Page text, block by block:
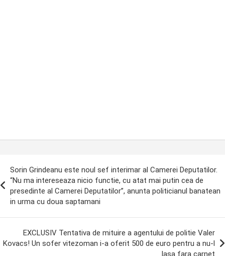
Sorin Grindeanu este noul sef interimar al Camerei Deputatilor.
“Nu ma intereseaza nicio functie, cu atat mai putin cea de
presedinte al Camerei Deputatilor”, anunta politicianul banatean
in urma cu doua saptamani
EXCLUSIV Tentativa de mituire a agentului de politie Valer
Kovacs! Un sofer vitezoman i-a oferit 500 de euro pentru a nu-l
lasa fara carnet